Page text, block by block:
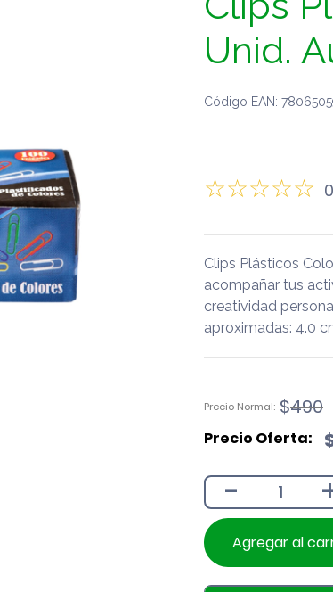
Unid.
Código EAN:
Clips Plásticos
acompañar tus
creatividad
aproximadas: 4.0
$490
El
original
$490.
El
actual
$390.
-
Agregar al